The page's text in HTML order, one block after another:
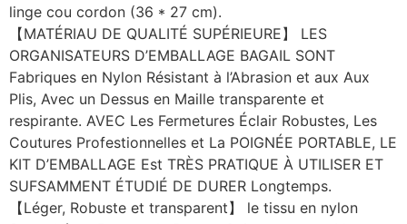
linge cou cordon (36 * 27 cm).
【MATÉRIAU DE QUALITÉ SUPÉRIEURE】 LES
ORGANISATEURS D’EMBALLAGE BAGAIL SONT
Fabriques en Nylon Résistant à l’Abrasion et aux Aux
Plis, Avec un Dessus en Maille transparente et
respirante. AVEC Les Fermetures Éclair Robustes, Les
Coutures Profestionnelles et La POIGNÉE PORTABLE, LE
KIT D’EMBALLAGE Est TRÈS PRATIQUE À UTILISER ET
SUFSAMMENT ÉTUDIÉ DE DURER Longtemps.
【Léger, Robuste et transparent】 le tissu en nylon